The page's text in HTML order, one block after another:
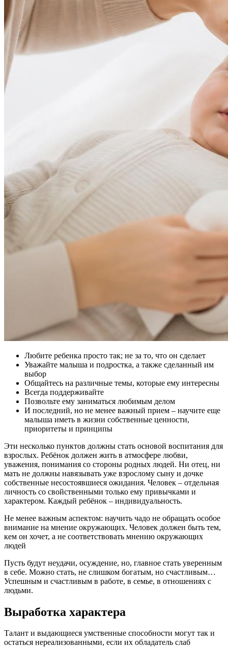
Любите ребенка просто так; не за то, что он сделает
Уважайте малыша и подростка, а также сделанный им
выбор
Общайтесь на различные темы, которые ему интересны
Всегда поддерживайте
Позвольте ему заниматься любимым делом
И последний, но не менее важный прием – научите еще
малыша иметь в жизни собственные ценности,
приоритеты и принципы
Эти несколько пунктов должны стать основой воспитания для
взрослых. Ребёнок должен жить в атмосфере любви,
уважения, понимания со стороны родных людей. Ни отец, ни
мать не должны навязывать уже взрослому сыну и дочке
собственные несостоявшиеся ожидания. Человек – отдельная
личность со свойственными только ему привычками и
характером. Каждый ребёнок – индивидуальность.
Не менее важным аспектом: научить чадо не обращать особое
внимание на мнение окружающих. Человек должен быть тем,
кем он хочет, а не соответствовать мнению окружающих
людей
Пусть будут неудачи, осуждение, но, главное стать уверенным
в себе. Можно стать, не слишком богатым, но счастливым…
Успешным и счастливым в работе, в семье, в отношениях с
людьми.
Выработка характера
Талант и выдающиеся умственные способности могут так и
остаться нереализованными, если их обладатель слаб